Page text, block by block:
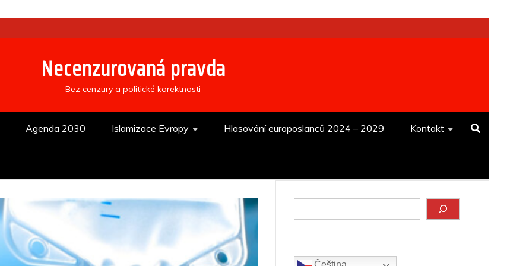
Necenzurovaná pravda
Bez cenzury a politické korektnosti
Agenda 2030 Islamizace Evropy Hlasování europoslanců 2024 – 2029 Kontakt